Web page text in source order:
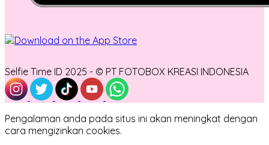
Selfie Time ID 2025 - © PT FOTOBOX KREASI INDONESIA
Pengalaman anda pada situs ini akan meningkat dengan
cara mengizinkan cookies.